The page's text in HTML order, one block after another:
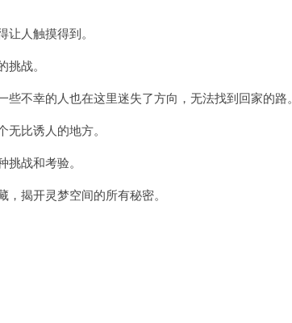
人触摸得到。
战。
不幸的人也在这里迷失了方向，无法找到回家的路。
比诱人的地方。
战和考验。
揭开灵梦空间的所有秘密。